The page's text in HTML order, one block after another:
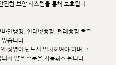
전한 보안 시스템을 통해 보호됩니
일뱅킹, 인터넷뱅킹, 텔레뱅킹 혹은
있습니다.
성명이 반드시 일치하여야 하며, 7
지 않은 주문은 자동취소 됩니다.